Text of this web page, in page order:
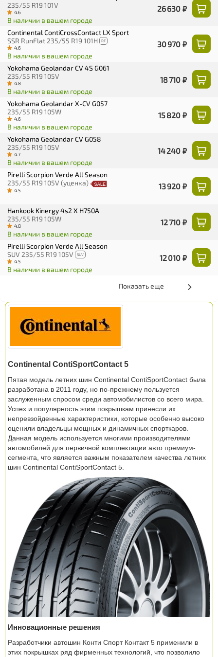
235/55 R19 101V
4.6
В наличии в вашем городе
26 630 ₽
Continental ContiCrossContact LX Sport
SSR RunFlat 235/55 R19 101H
RF
4.6
В наличии в вашем городе
30 970 ₽
Yokohama Geolandar CV 4S G061
235/55 R19 105V
4.8
В наличии в вашем городе
18 710 ₽
Yokohama Geolandar X-CV G057
235/55 R19 105W
4.6
В наличии в вашем городе
15 820 ₽
Yokohama Geolandar CV G058
235/55 R19 105V
4.7
В наличии в вашем городе
14 240 ₽
Pirelli Scorpion Verde All Season
235/55 R19 105V (уценка)
4.5 13 920 ₽
Hankook Kinergy 4s2 X H750A
235/55 R19 105W
4.8
В наличии в вашем городе
12 710 ₽
Pirelli Scorpion Verde All Season
SUV 235/55 R19 105V
SUV
4.5
В наличии в вашем городе
12 010 ₽
Показать еще
Continental ContiSportContact 5
Пятая модель летних шин Continental ContiSportContact была
разработана в 2011 году, но по-прежнему пользуется
заслуженным спросом среди автомобилистов со всего мира.
Успех и популярность этим покрышкам принесли их
непревзойденные характеристики, которые особенно высоко
оценили владельцы мощных и динамичных спорткаров.
Данная модель используется многими производителями
автомобилей для первичной комплектации авто премиум-
сегмента, что является важным показателем качества летних
шин Continental ContiSportContact 5.
Инновационные решения
Разработчики автошин Конти Спорт Контакт 5 применили в
этих покрышках ряд фирменных технологий, что позволило